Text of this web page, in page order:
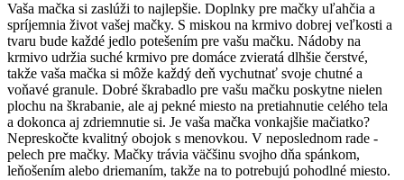
Vaša mačka si zaslúži to najlepšie. Doplnky pre mačky uľahčia a
spríjemnia život vašej mačky. S miskou na krmivo dobrej veľkosti a
tvaru bude každé jedlo potešením pre vašu mačku. Nádoby na
krmivo udržia suché krmivo pre domáce zvieratá dlhšie čerstvé,
takže vaša mačka si môže každý deň vychutnať svoje chutné a
voňavé granule. Dobré škrabadlo pre vašu mačku poskytne nielen
plochu na škrabanie, ale aj pekné miesto na pretiahnutie celého tela
a dokonca aj zdriemnutie si. Je vaša mačka vonkajšie mačiatko?
Nepreskočte kvalitný obojok s menovkou. V neposlednom rade -
pelech pre mačky. Mačky trávia väčšinu svojho dňa spánkom,
leňošením alebo driemaním, takže na to potrebujú pohodlné miesto.